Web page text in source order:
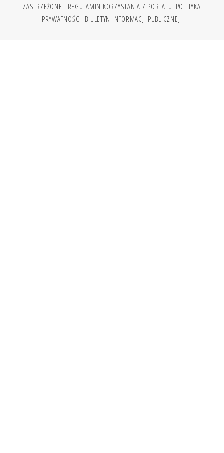
ZASTRZEŻONE. REGULAMIN KORZYSTANIA Z PORTALU POLITYKA
PRYWATNOŚCI BIULETYN INFORMACJI PUBLICZNEJ